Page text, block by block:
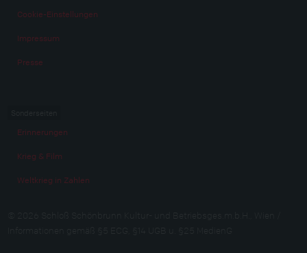
Cookie-Einstellungen
Impressum
Presse
Erinnerungen
Krieg & Film
Weltkrieg in Zahlen